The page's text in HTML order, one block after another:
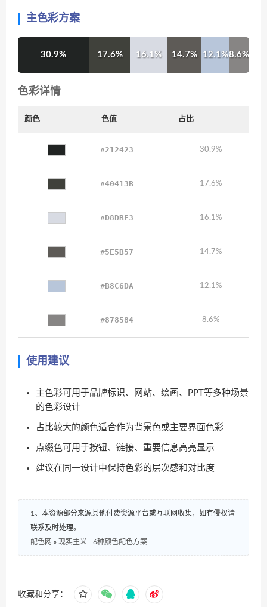
主色彩方案
30.9% 17.6% 16.1% 14.7% 12.1%8.6%
色彩详情
颜色 色值 占比
#212423 30.9%
#40413B 17.6%
#D8DBE3 16.1%
#5E5B57 14.7%
#B8C6DA 12.1%
#878584 8.6%
使用建议
主色彩可用于品牌标识、网站、绘画、PPT等多种场景
的色彩设计
占比较大的颜色适合作为背景色或主要界面色彩
点缀色可用于按钮、链接、重要信息高亮显示
建议在同一设计中保持色彩的层次感和对比度
1、本资源部分来源其他付费资源平台或互联网收集，如有侵权请
联系及时处理。
配色网 » 现实主义 - 6种颜色配色方案
收藏和分享：